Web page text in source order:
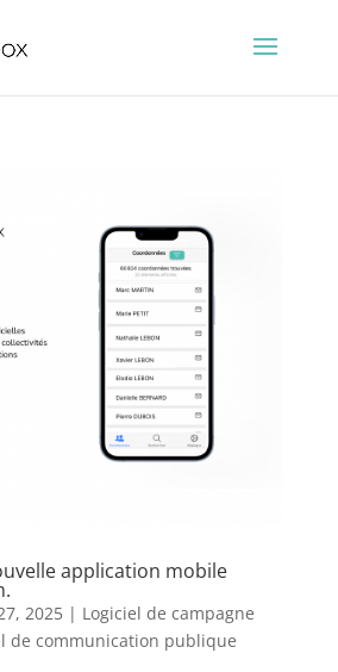
application mobile
2025| Logiciel de campagne
de communication publique